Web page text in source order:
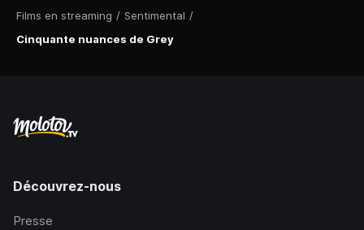
Films en streaming / Sentimental /
Cinquante nuances de Grey
Découvrez-nous
Presse